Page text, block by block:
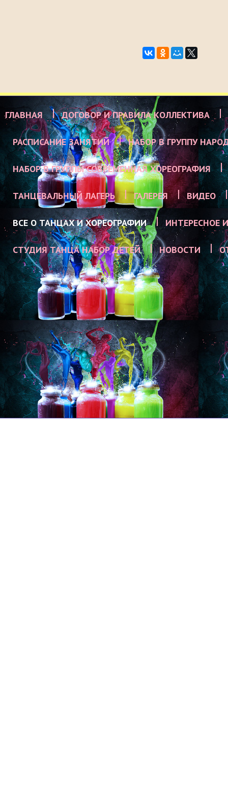
ГЛАВНАЯ ДОГОВОР И ПРАВИЛА КОЛЛЕКТИВА
РАСПИСАНИЕ ЗАНЯТИЙ НАБОР В ГРУППУ
НАБОР В ГРУППЫ СОВРЕМЕННАЯ ХОРЕОГРАФИЯ
ТАНЦЕВАЛЬНЫЙ ЛАГЕРЬ ГАЛЕРЕЯ ВИДЕО
ВСЕ О ТАНЦАХ И ХОРЕОГРАФИИ ИНТЕРЕСНОЕ
СТУДИЯ ТАНЦА НАБОР ДЕТЕЙ НОВОСТИ